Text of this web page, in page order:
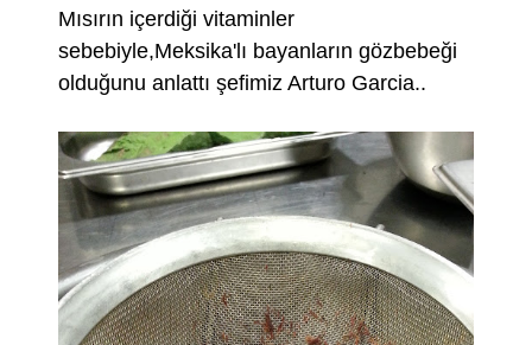
Mısırın içerdiği vitaminler
sebebiyle,Meksika'lı bayanların gözbebeği
olduğunu anlattı şefimiz Arturo Garcia..